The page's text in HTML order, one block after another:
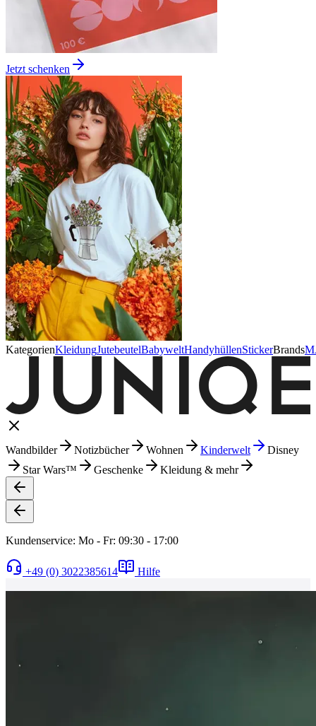
Jetzt schenken
KategorienKleidungJutebeutelBabyweltHandyhüllenStickerBrands
Wandbilder Notizbücher Wohnen Kinderwelt
Disney
Star Wars™
Geschenke Kleidung & mehr
Kundenservice: Mo - Fr: 09:30 - 17:00
+49 (0) 3022385614 Hilfe